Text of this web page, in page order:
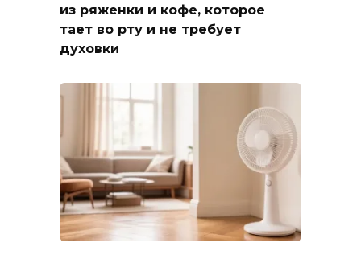
из ряженки и кофе, которое
тает во рту и не требует
духовки